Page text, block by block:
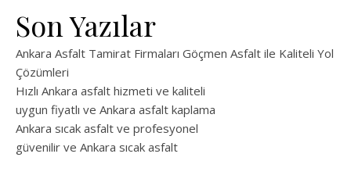
Son Yazılar
Ankara Asfalt Tamirat Firmaları Göçmen Asfalt ile Kaliteli Yol
Çözümleri
Hızlı Ankara asfalt hizmeti ve kaliteli
uygun fiyatlı ve Ankara asfalt kaplama
Ankara sıcak asfalt ve profesyonel
güvenilir ve Ankara sıcak asfalt